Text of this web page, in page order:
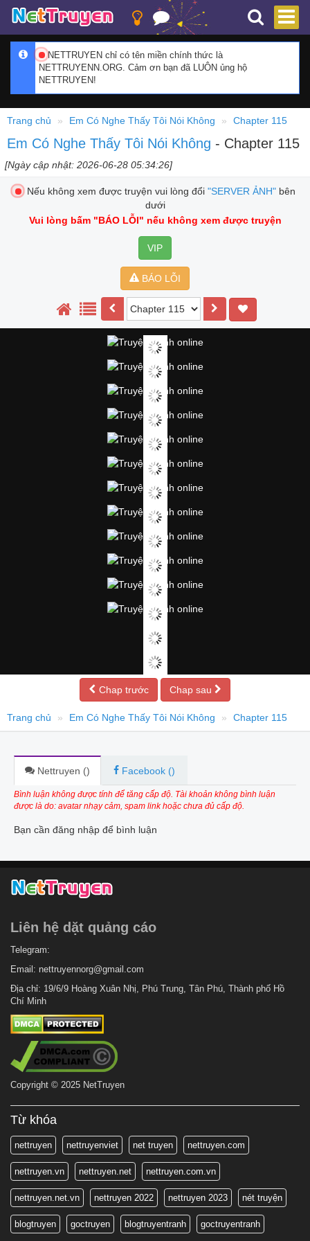
NETTRUYEN chỉ có tên miền chính thức là
NETTRUYENN.ORG. Cảm ơn bạn đã LUÔN ủng hộ
NETTRUYEN!
Trang chủ Em Có Nghe Thấy Tôi Nói Không Chapter 115
Em Có Nghe Thấy Tôi Nói Không - Chapter 115
[Ngày cập nhật: 2026-06-28 05:34:26]
Nếu không xem được truyện vui lòng đổi "SERVER ẢNH"bên
dưới
Vui lòng bấm "BÁO LỖI" nếu không xem được truyện
VIP
BÁO LỖI
Chap trước Chap sau
Trang chủ Em Có Nghe Thấy Tôi Nói Không Chapter 115
Nettruyen () Facebook ()
Bình luận không được tính để tăng cấp độ. Tài khoản không bình luận
được là do: avatar nhạy cảm, spam link hoặc chưa đủ cấp độ.
Bạn cần đăng nhập để bình luận
Liên hệ dặt quảng cáo
Telegram:
Email: nettruyennorg@gmail.com
Địa chỉ: 19/6/9 Hoàng Xuân Nhị, Phú Trung, Tân Phú, Thành phố Hồ
Chí Minh
Copyright © 2025 NetTruyen
Từ khóa
nettruyen nettruyenviet net truyen nettruyen.com
nettruyen.vn nettruyen.net nettruyen.com.vn
nettruyen.net.vn nettruyen 2022 nettruyen 2023 nét truyện
blogtruyen goctruyen blogtruyentranh goctruyentranh